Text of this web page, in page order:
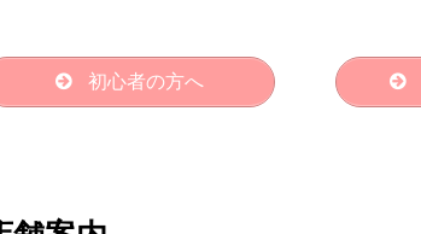
初心者の方へ